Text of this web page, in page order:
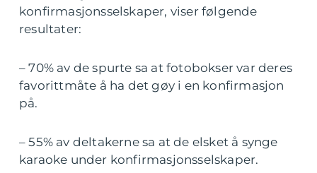
konfirmasjonsselskaper, viser følgende
resultater:
– 70% av de spurte sa at fotobokser var deres
favorittmåte å ha det gøy i en konfirmasjon
på.
– 55% av deltakerne sa at de elsket å synge
karaoke under konfirmasjonsselskaper.